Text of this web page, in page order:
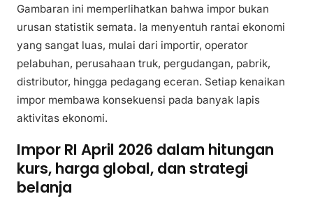
Gambaran ini memperlihatkan bahwa impor bukan
urusan statistik semata. Ia menyentuh rantai ekonomi
yang sangat luas, mulai dari importir, operator
pelabuhan, perusahaan truk, pergudangan, pabrik,
distributor, hingga pedagang eceran. Setiap kenaikan
impor membawa konsekuensi pada banyak lapis
aktivitas ekonomi.
Impor RI April 2026 dalam hitungan
kurs, harga global, dan strategi
belanja